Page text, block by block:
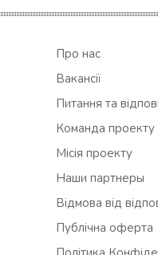
Про нас
Вакансії
Питання та
Команда проекту
Місія проекту
Наши партнеры
Відмова від
Публічна оферта